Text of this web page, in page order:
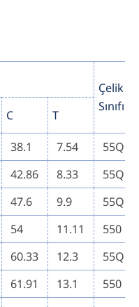
Çelik
Sınıfı
C T
38.1 7.54
55Q
42.86 8.33
55Q
47.6 9.9
55Q
54 11.11
550
60.33 12.3
55Q
61.91 13.1
550